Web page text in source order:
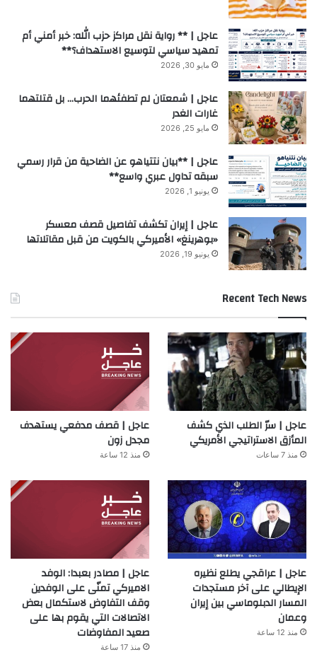
عاجل | ** رواية نقل مراكز حزب الله: خبر أمني أم
تمهيد سياسي لتوسيع الاستهداف؟**
مايو 30, 2026
عاجل | شمعتان لم تطفئهما الحرب… بل قتلتهما
غارات الغدر
مايو 25, 2026
عاجل | **بيان نتتياهو عن الضاحية من قرار رسمي
سبقه تداول عبري واسع**
يونيو 1, 2026
عاجل | إيران تكشف تفاصيل قصف معسكر
«بوهرينغ» الأميركي بالكويت من قبل مقاتلاتها
يونيو 19, 2026
Recent Tech News
عاجل | سرّ الطلب الذي كشف
المأزق الاستراتيجي الأمريكي
منذ 7 ساعات
عاجل | قصف مدفعي يستهدف
مجدل زون
منذ 12 ساعة
عاجل | عراقجي يطلع نظيره
الإيطالي على آخر مستجدات
المسار الدبلوماسي بين إيران
وعمان
منذ 12 ساعة
عاجل | مصادر بعبدا: الوفد
الاميركي تمنّى على الوفدين
وقف التفاوض لاستكمال بعض
الاتصالات التي يقوم بها على
صعيد المفاوضات
منذ 17 ساعة